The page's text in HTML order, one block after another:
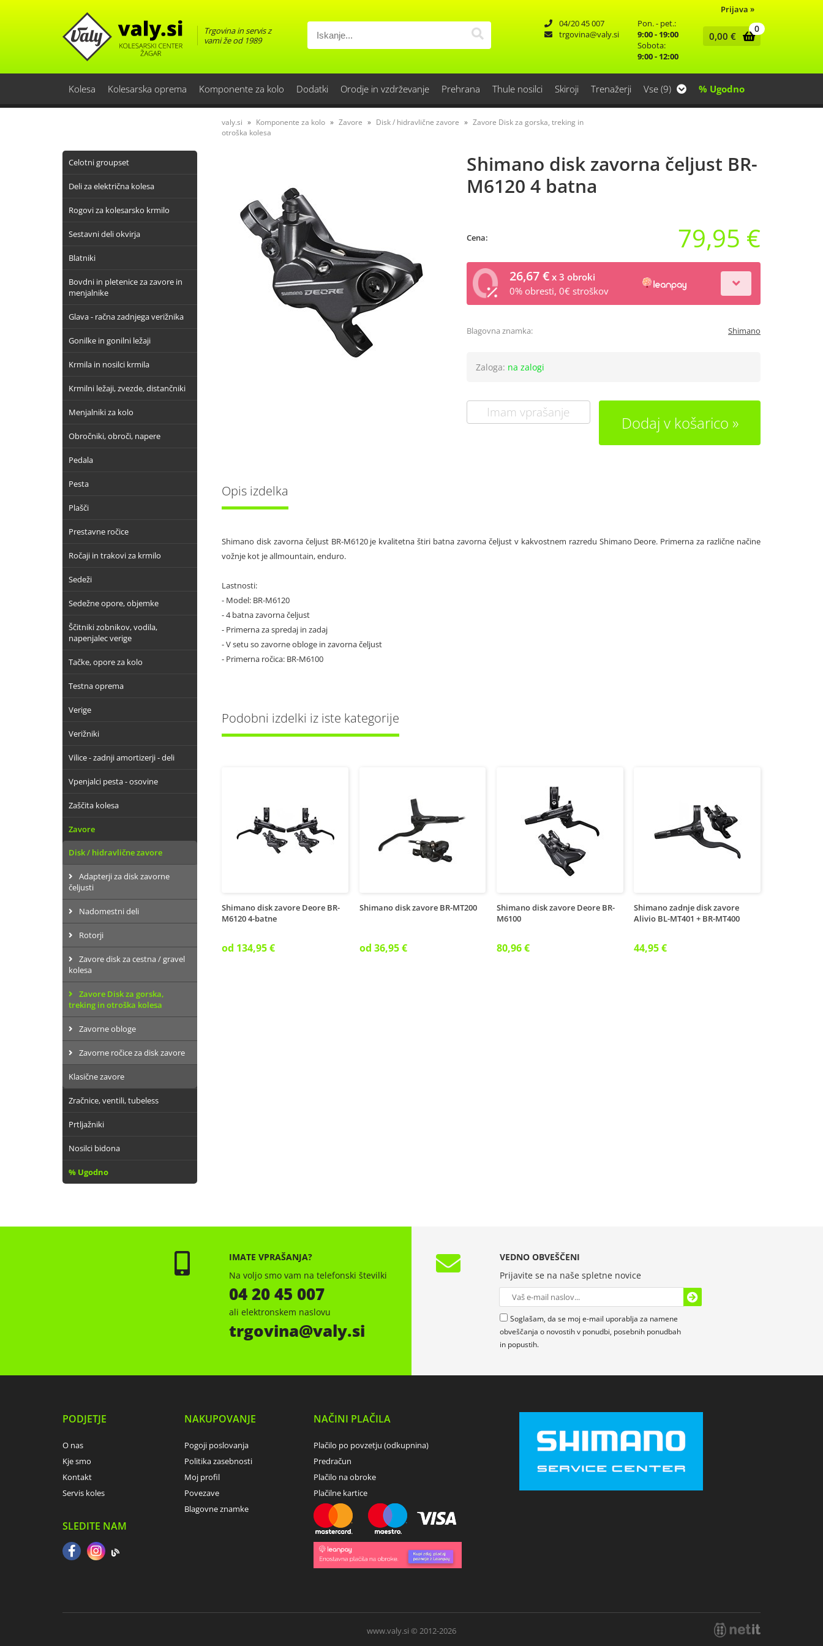
Prijava »
Trgovina in servis z
vami že od 1989
04/20 45 007
trgovina
valy.si
Pon. - pet.:
9:00 - 19:00
Sobota:
9:00 - 12:00
0
0,00 €
Kolesa Kolesarska oprema Komponente za kolo Dodatki Orodje in vzdrževanje Prehrana Thule nosilci Skiroji Trenažerji Vse (9) % Ugodno
Celotni groupset
Deli za električna kolesa
Rogovi za kolesarsko krmilo
Sestavni deli okvirja
Blatniki
Bovdni in pletenice za zavore in
menjalnike
Glava - račna zadnjega verižnika
Gonilke in gonilni ležaji
Krmila in nosilci krmila
Krmilni ležaji, zvezde, distančniki
Menjalniki za kolo
Obročniki, obroči, napere
Pedala
Pesta
Plašči
Prestavne ročice
Ročaji in trakovi za krmilo
Sedeži
Sedežne opore, objemke
Ščitniki zobnikov, vodila,
napenjalec verige
Tačke, opore za kolo
Testna oprema
Verige
Verižniki
Vilice - zadnji amortizerji - deli
Vpenjalci pesta - osovine
Zaščita kolesa
Zavore
Disk / hidravlične zavore
Adapterji za disk zavorne
čeljusti
Nadomestni deli
Rotorji
Zavore disk za cestna / gravel
kolesa
Zavore Disk za gorska,
treking in otroška kolesa
Zavorne obloge
Zavorne ročice za disk zavore
Klasične zavore
Zračnice, ventili, tubeless
Prtljažniki
Nosilci bidona
% Ugodno
valy.si Komponente za kolo Zavore Disk / hidravlične zavore
Zavore Disk za gorska, treking in
otroška kolesa
Shimano disk zavorna čeljust BR-
M6120 4 batna
Cena: 79,95 €
26,67 € x 3 obroki
0% obresti, 0€ stroškov
Blagovna znamka: Shimano
Zaloga: na zalogi
Imam vprašanje
Dodaj v košarico
Opis izdelka
Shimano disk zavorna čeljust BR-M6120 je kvalitetna štiri batna zavorna čeljust v kakvostnem razredu Shimano Deore. Primerna za različne načine
vožnje kot je allmountain, enduro.
Lastnosti:
- Model: BR-M6120
- 4 batna zavorna čeljust
- Primerna za spredaj in zadaj
- V setu so zavorne obloge in zavorna čeljust
- Primerna ročica: BR-M6100
Podobni izdelki iz iste kategorije
Shimano disk zavore Deore BR-
M6120 4-batne
od 134,95 €
Shimano disk zavore BR-MT200
od 36,95 €
Shimano disk zavore Deore BR-
M6100
80,96 €
Shimano zadnje disk zavore
Alivio BL-MT401 + BR-MT400
44,95 €
IMATE VPRAŠANJA?
Na voljo smo vam na telefonski številki
04 20 45 007
ali elektronskem naslovu
trgovina valy.si
VEDNO OBVEŠČENI
Prijavite se na naše spletne novice
Soglašam, da se moj e-mail uporablja za namene
obveščanja o novostih v ponudbi, posebnih ponudbah
in popustih.
PODJETJE
O nas
Kje smo
Kontakt
Servis koles
SLEDITE NAM
NAKUPOVANJE
Pogoji poslovanja
Politika zasebnosti
Moj profil
Povezave
Blagovne znamke
NAČINI PLAČILA
Plačilo po povzetju (odkupnina)
Predračun
Plačilo na obroke
Plačilne kartice
www.valy.si © 2012-2026